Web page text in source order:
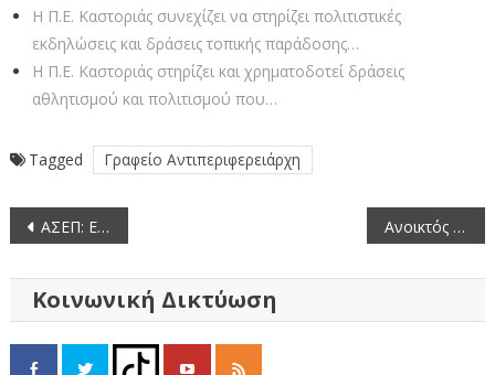
Η Π.Ε. Καστοριάς συνεχίζει να στηρίζει πολιτιστικές
εκδηλώσεις και δράσεις τοπικής παράδοσης…
Η Π.Ε. Καστοριάς στηρίζει και χρηματοδοτεί δράσεις
αθλητισμού και πολιτισμού που…
Tagged Γραφείο Αντιπεριφερειάρχη
Πλοήγηση
ΑΣΕΠ: Εκδόθηκε η 1Σ/2016 για στελέχωση της Υπηρεσίας Ασύλου του Υπ. Εσωτερικών & Διοικητικής Ανασυγκρότησης Ανοικτός Πρόχειρος Διαγωνισμός για Γραφική, Μηχανογραφική ύλη και χαρτιού της ΠΕ Καστοριάς για το 2016
Κοινωνική Δικτύωση